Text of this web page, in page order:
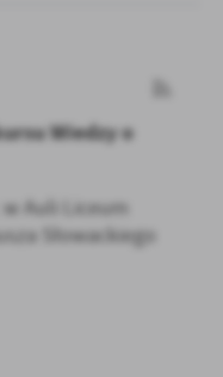
Wiedzy o
Auli Liceum
Słowackiego